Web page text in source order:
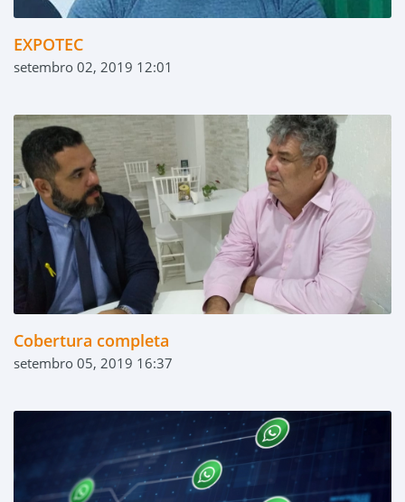
EXPOTEC
setembro 02, 2019 12:01
Cobertura completa
setembro 05, 2019 16:37